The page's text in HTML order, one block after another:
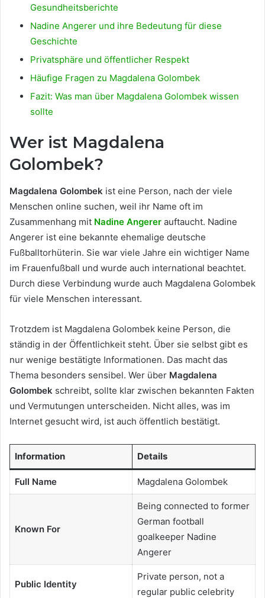
Gesundheitsberichte
Nadine Angerer und ihre Bedeutung für diese
Geschichte
Privatsphäre und öffentlicher Respekt
Häufige Fragen zu Magdalena Golombek
Fazit: Was man über Magdalena Golombek wissen
sollte
Wer ist Magdalena
Golombek?
Magdalena Golombek ist eine Person, nach der viele
Menschen online suchen, weil ihr Name oft im
Zusammenhang mit Nadine Angerer auftaucht. Nadine
Angerer ist eine bekannte ehemalige deutsche
Fußballtorhüterin. Sie war viele Jahre ein wichtiger Name
im Frauenfußball und wurde auch international beachtet.
Durch diese Verbindung wurde auch Magdalena Golombek
für viele Menschen interessant.
Trotzdem ist Magdalena Golombek keine Person, die
ständig in der Öffentlichkeit steht. Über sie selbst gibt es
nur wenige bestätigte Informationen. Das macht das
Thema besonders sensibel. Wer über Magdalena
Golombek schreibt, sollte klar zwischen bekannten Fakten
und Vermutungen unterscheiden. Nicht alles, was im
Internet gesucht wird, ist auch öffentlich bestätigt.
Information Details
Full Name Magdalena Golombek
Known For
Being connected to former
German football
goalkeeper Nadine
Angerer
Public Identity
Private person, not a
regular public celebrity